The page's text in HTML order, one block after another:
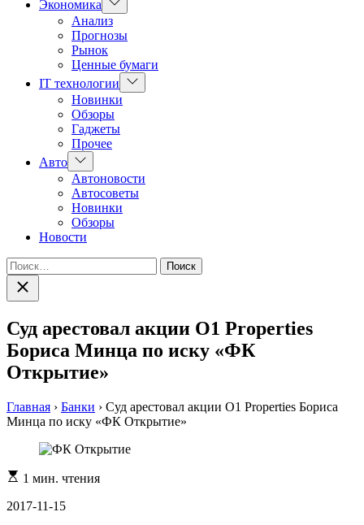
Экономика
подменю
Анализ
Прогнозы
Рынок
Ценные бумаги
IT технологии
Показать
подменю
Новинки
Обзоры
Гаджеты
Прочее
Авто Показать
подменю
Автоновости
Автосоветы
Новинки
Обзоры
Новости
Найти:
Закрыть
поиск
Суд арестовал акции O1 Properties
Бориса Минца по иску «ФК
Открытие»
Главная › Банки › Суд арестовал акции O1 Properties Бориса
Минца по иску «ФК Открытие»
Расчетное
чтения
1 мин. чтения
2017-11-15